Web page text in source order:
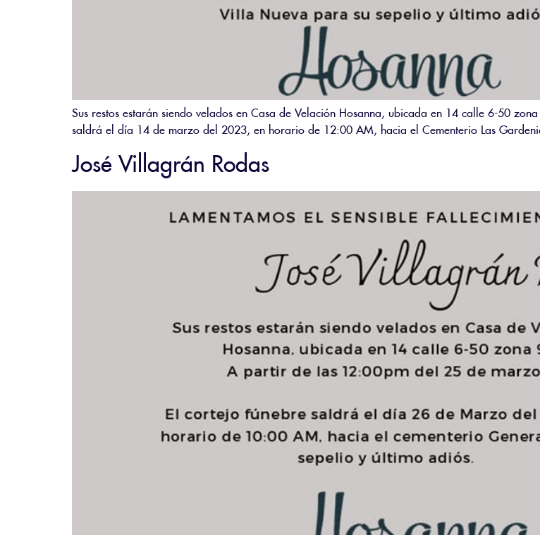
Sus restos estarán siendo velados en Casa de Velación Hosanna, ubicada en 14 calle 6-50
saldrá el día 14 de marzo del 2023, en horario de 12:00 AM, hacia el Cementerio Las
José Villagrán Rodas